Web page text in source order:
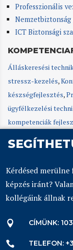
Professzionális
ICT Biztonsági
Álláskeresési
stressz-kezelés,
készségfejlesztés,
ügyfélkezelési
kompetenciák
Kérdésed merülne
képzés iránt?
kollégáink állnak
 CÍMÜNK:
 TELEFON: